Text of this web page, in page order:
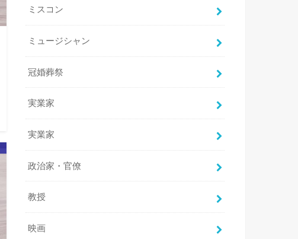
ミスコン
ミュージシャン
冠婚葬祭
実業家
実業家
政治家・官僚
教授
映画